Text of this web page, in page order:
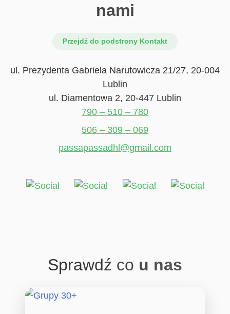
nami
Przejdź do podstrony Kontakt
ul. Prezydenta Gabriela Narutowicza 21/27, 20-004
Lublin
ul. Diamentowa 2, 20-447 Lublin
790 – 510 – 780
506 – 309 – 069
passapassadhl@gmail.com
Sprawdź co u nas